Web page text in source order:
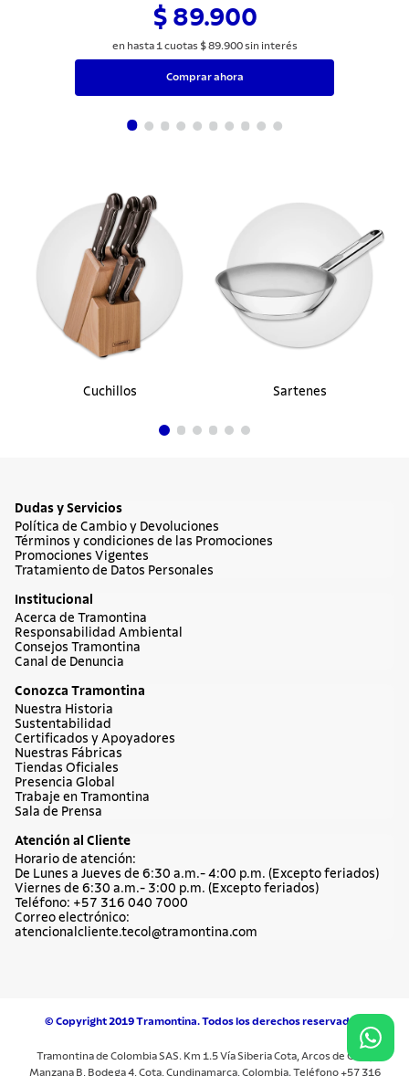
$ 89.900
en hasta 1 cuotas $ 89.900sin interés
Comprar ahora
Cuchillos Sartenes
Dudas y Servicios
Política de Cambio y Devoluciones
Términos y condiciones de las Promociones
Promociones Vigentes
Tratamiento de Datos Personales
Institucional
Acerca de Tramontina
Responsabilidad Ambiental
Consejos Tramontina
Canal de Denuncia
Conozca Tramontina
Nuestra Historia
Sustentabilidad
Certificados y Apoyadores
Nuestras Fábricas
Tiendas Oficiales
Presencia Global
Trabaje en Tramontina
Sala de Prensa
Atención al Cliente
Horario de atención:
De Lunes a Jueves de 6:30 a.m.- 4:00 p.m. (Excepto feriados)
Viernes de 6:30 a.m.- 3:00 p.m. (Excepto feriados)
Teléfono: +57 316 040 7000
Correo electrónico:
atencionalcliente.tecol@tramontina.com
© Copyright 2019 Tramontina. Todos los derechos reservados.
Tramontina de Colombia SAS. Km 1.5 Vía Siberia Cota, Arcos de Cota,
Manzana B, Bodega 4, Cota, Cundinamarca, Colombia. Teléfono +57 316